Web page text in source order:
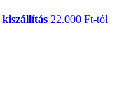
22.000 Ft-tól